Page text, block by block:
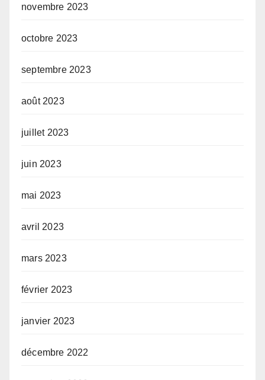
novembre 2023
octobre 2023
septembre 2023
août 2023
juillet 2023
juin 2023
mai 2023
avril 2023
mars 2023
février 2023
janvier 2023
décembre 2022